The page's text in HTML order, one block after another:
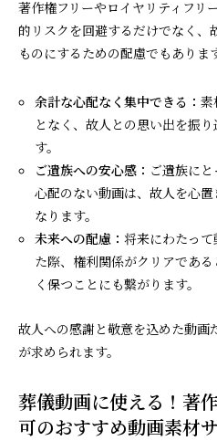
著作権フリーやロイヤリティフリ
的リスクを回避するだけでなく、
ものにするための配慮でもありま
余計な心配なく集中できる：素
となく、故人との思い出を振
す。
ご遺族への安心感： ご遺族に
心配のない動画は、故人を心
なります。
未来への配慮：将来にわたっ
た際、権利関係がクリアであ
く保つことにも繋がります。
故人への感謝と敬意を込めた動画
が求められます。
葬儀動画に使える！著
可のおすすめ動画素材